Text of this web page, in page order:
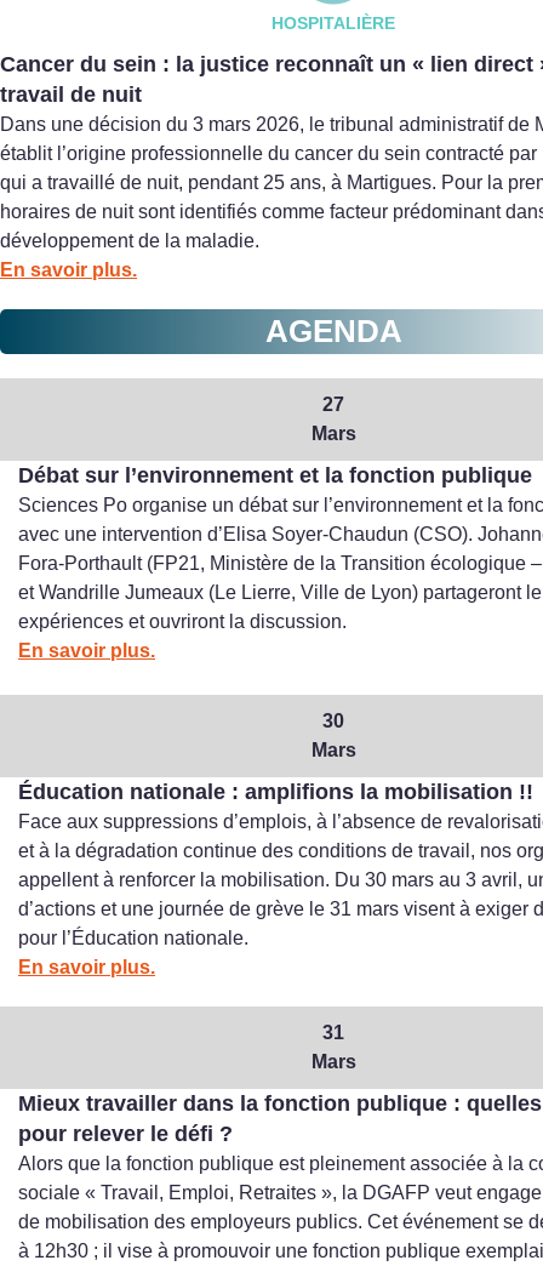
HOSPITALIÈRE
Cancer du sein : la justice reconnaît un « lien direct
travail de nuit
Dans une décision du 3 mars 2026, le tribunal administratif de
établit l’origine professionnelle du cancer du sein contracté
qui a travaillé de nuit, pendant 25 ans, à Martigues. Pour la
horaires de nuit sont identifiés comme facteur prédominant
développement de la maladie.
En savoir plus.
AGENDA
27
Mars
Débat sur l’environnement et la fonction publique
Sciences Po organise un débat sur l’environnement et la
avec une intervention d’Elisa Soyer‑Chaudun (CSO).
Fora‑Porthault (FP21, Ministère de la Transition écologique
et Wandrille Jumeaux (Le Lierre, Ville de Lyon) partageront
expériences et ouvriront la discussion.
En savoir plus.
30
Mars
Éducation nationale : amplifions la mobilisation !!
Face aux suppressions d’emplois, à l’absence de
et à la dégradation continue des conditions de travail, nos
appellent à renforcer la mobilisation. Du 30 mars au 3 avril,
d’actions et une journée de grève le 31 mars visent à exiger
pour l’Éducation nationale.
En savoir plus.
31
Mars
Mieux travailler dans la fonction publique :
pour relever le défi ?
Alors que la fonction publique est pleinement associée à la
sociale « Travail, Emploi, Retraites », la DGAFP veut
de mobilisation des employeurs publics. Cet événement se
à 12h30 ; il vise à promouvoir une fonction publique